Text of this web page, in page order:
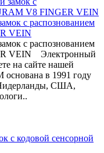
с распознованием
VEIN
с распознованием
VEIN Электронный
на сайте нашей
в 1991 году
Нидерланды, США,